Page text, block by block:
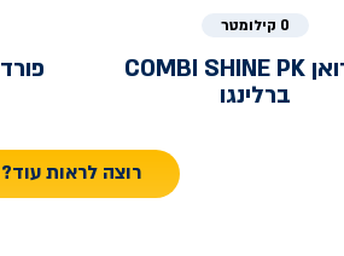
0 קילומטר
COMBI SHINE PK
ברלינגו
פורד
רוצה לראות עוד?